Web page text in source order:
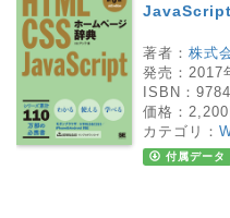
JavaScript
著者： 株式
発売： 2017
ISBN：
価格： 2,200
カテゴリ：
付属データ